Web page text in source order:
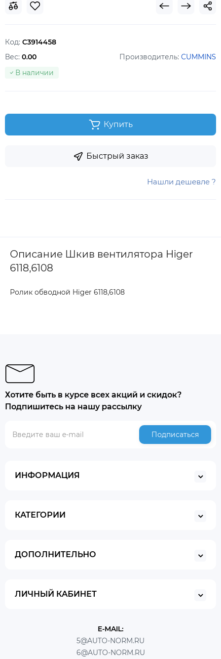
Код: C3914458
Производитель: CUMMINS
В наличии
Вес: 0.00
Купить
Быстрый заказ
Нашли дешевле ?
Описание Шкив вентилятора Higer
6118,6108
Ролик обводной Higer 6118,6108
Хотите быть в курсе всех акций и скидок?
Подпишитесь на нашу рассылку
Подписаться
ИНФОРМАЦИЯ
КАТЕГОРИИ
ДОПОЛНИТЕЛЬНО
ЛИЧНЫЙ КАБИНЕТ
E-MAIL:
5@AUTO-NORM.RU
6@AUTO-NORM.RU